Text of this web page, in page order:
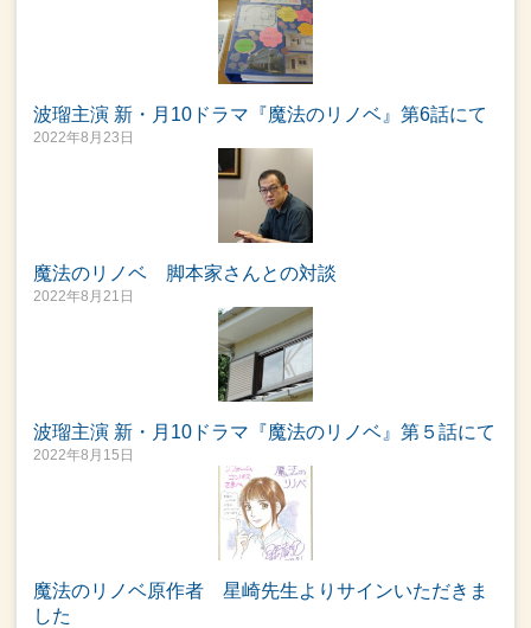
波瑠主演 新・月10ドラマ『魔法のリノベ』第6話にて
2022年8月23日
魔法のリノベ 脚本家さんとの対談
2022年8月21日
波瑠主演 新・月10ドラマ『魔法のリノベ』第５話にて
2022年8月15日
魔法のリノベ原作者 星崎先生よりサインいただきま
した